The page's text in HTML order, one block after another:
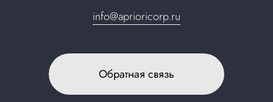
info@aprioricorp.ru
Обратная связь